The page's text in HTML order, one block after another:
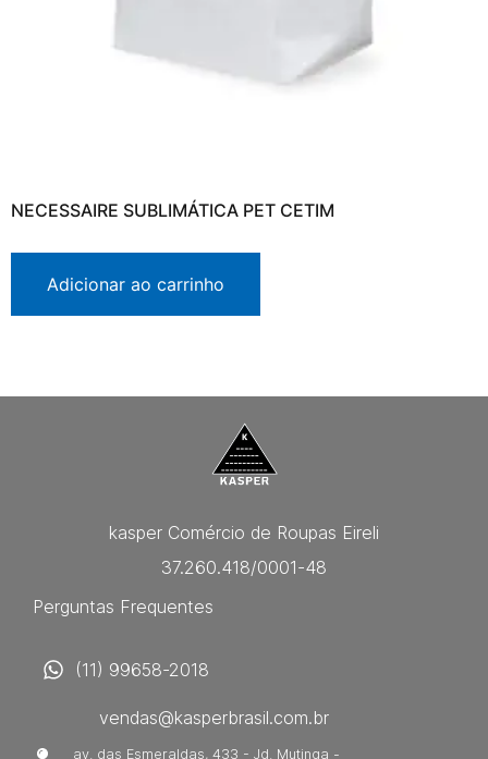
NECESSAIRE SUBLIMÁTICA PET CETIM
Adicionar ao carrinho
kasper Comércio de Roupas Eireli
37.260.418/0001-48
Perguntas Frequentes
(11) 99658-2018
vendas@kasperbrasil.com.br
av. das Esmeraldas, 433 - Jd. Mutinga -